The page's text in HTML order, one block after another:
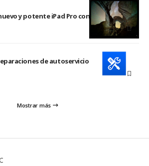
y potente iPad Pro con el chip M5
de autoservicio para el iPad
Mostrar más